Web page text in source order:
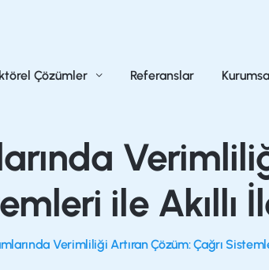
Çözümler Referanslar
ile Akıllı
Verimliliği Artıran Çözüm: Çağrı